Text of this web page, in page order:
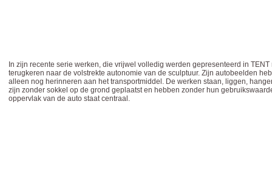
In zijn recente serie werken, die vrijwel volledig werden gepresenteerd in
terugkeren naar de volstrekte autonomie van de sculptuur. Zijn autobeelden
alleen nog herinneren aan het transportmiddel. De werken staan, liggen,
zijn zonder sokkel op de grond geplaatst en hebben zonder hun
oppervlak van de auto staat centraal.